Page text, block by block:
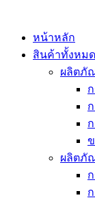
contentหน้าหลัก
สินค้าทั้งหมด
ผลิตภั
ผลิตภั